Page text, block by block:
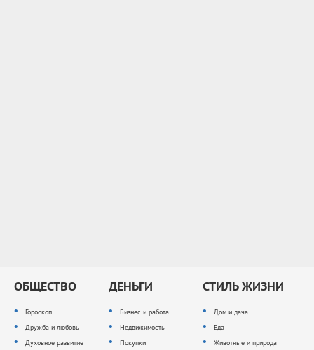
ОБЩЕСТВО
Гороскоп
Дружба и любовь
Духовное развитие
ДЕНЬГИ
Бизнес и работа
Недвижимость
Покупки
СТИЛЬ ЖИЗНИ
Дом и дача
Еда
Животные и природа